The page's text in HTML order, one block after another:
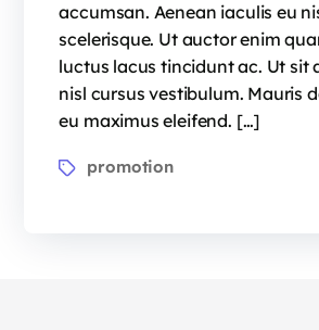
accumsan. Aenean iaculis eu
scelerisque. Ut auctor enim
luctus lacus tincidunt ac. Ut sit
nisl cursus vestibulum. Mauris
eu maximus eleifend. […]
promotion